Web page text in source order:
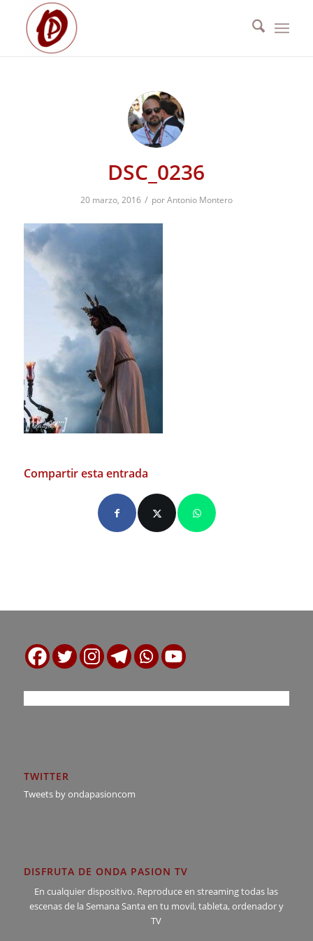
DSC_0236
20 marzo, 2016 / porAntonio Montero
Compartir esta entrada
TWITTER
Tweets by ondapasioncom
DISFRUTA DE ONDA PASION TV
En cualquier dispositivo. Reproduce en streaming todas las
escenas de la Semana Santa en tu movil, tableta, ordenador y
TV